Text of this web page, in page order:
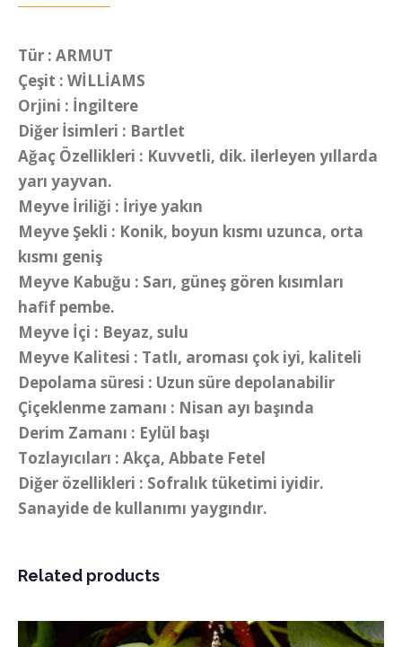
Tür : ARMUT
Çeşit : WİLLİAMS
Orjini : İngiltere
Diğer İsimleri : Bartlet
Ağaç Özellikleri : Kuvvetli, dik. ilerleyen yıllarda
yarı yayvan.
Meyve İriliği : İriye yakın
Meyve Şekli : Konik, boyun kısmı uzunca, orta
kısmı geniş
Meyve Kabuğu : Sarı, güneş gören kısımları
hafif pembe.
Meyve İçi : Beyaz, sulu
Meyve Kalitesi : Tatlı, aroması çok iyi, kaliteli
Depolama süresi : Uzun süre depolanabilir
Çiçeklenme zamanı : Nisan ayı başında
Derim Zamanı : Eylül başı
Tozlayıcıları : Akça, Abbate Fetel
Diğer özellikleri : Sofralık tüketimi iyidir.
Sanayide de kullanımı yaygındır.
Related products